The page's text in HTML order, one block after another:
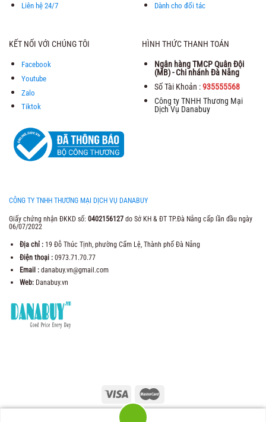
Liên hệ 24/7
Dành cho đối tác
KẾT NỐI VỚI CHÚNG TÔI
Facebook
Youtube
Zalo
Tiktok
HÌNH THỨC THANH TOÁN
Ngân hàng TMCP Quân Đội
(MB) - Chi nhánh Đà Nẵng
Số Tài Khoản :935555568
Công ty TNHH Thương Mại
Dịch Vụ Danabuy
CÔNG TY TNHH THƯƠNG MẠI DỊCH VỤ DANABUY
Giấy chứng nhận ĐKKD số: 0402156127 do Sở KH & ĐT TP.Đà Nẵng cấp lần đầu ngày
06/07/2022
Địa chỉ :19 Đỗ Thúc Tịnh, phường Cẩm Lệ, Thành phố Đà Nẵng
Điện thoại :0973.71.70.77
Email : danabuy.vn@gmail.com
Web: Danabuy.vn
Trung Tâm Thương Mại Danabuy